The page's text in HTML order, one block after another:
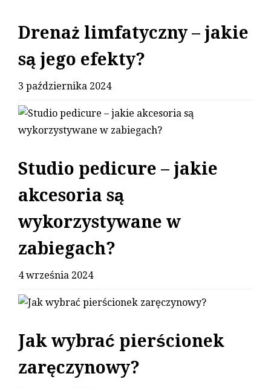
Drenaż limfatyczny – jakie
są jego efekty?
3 października 2024
Studio pedicure – jakie
akcesoria są
wykorzystywane w
zabiegach?
4 września 2024
Jak wybrać pierścionek
zaręczynowy?